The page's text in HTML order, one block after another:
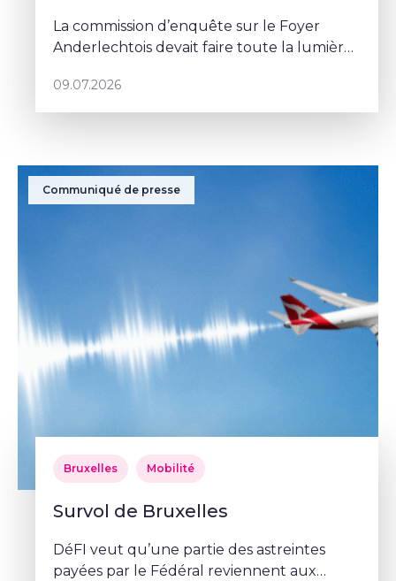
La commission d’enquête sur le Foyer
Anderlechtois devait faire toute la lumière
abîmé la confiance des Bruxellois dans le
logement social. Mais depuis le
09.07.2026
Communiqué de presse
Bruxelles Mobilité
Survol de Bruxelles
DéFI veut qu’une partie des astreintes
payées par le Fédéral reviennent aux